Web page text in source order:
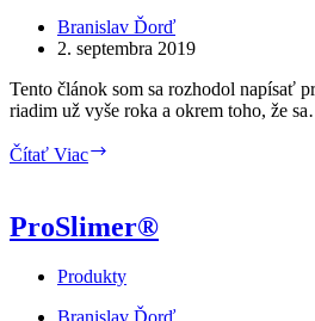
Branislav Ďorď
2. septembra 2019
Tento článok som sa rozhodol napísať
riadim už vyše roka a okrem toho, že
Čítať Viac
ProSlimer®
Produkty